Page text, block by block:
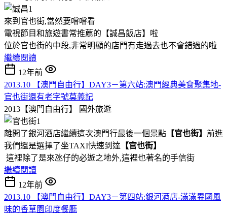
來到官也街,當然要嚐嚐看
電視節目和旅遊書常推薦的【誠昌飯店】啦
位於官也街的中段,非常明顯的店門有走過去也不會錯過的啦
繼續閱讀
12年前
2013.10 【澳門自由行】DAY3－第六站:澳門經典美食聚集地-
官也街還有老字號莫義記
2013【澳門自由行】
國外旅遊
離開了銀河酒店繼續這次澳門行最後一個景點 【官也街】 前進
我們還是選擇了坐TAXI快速到達 【官也街】
這裡除了是來氹仔的必遊之地外,這裡也著名的手信街
繼續閱讀
12年前
2013.10 【澳門自由行】DAY3－第四站:銀河酒店-滿滿異國風
味的香草園印度餐廳